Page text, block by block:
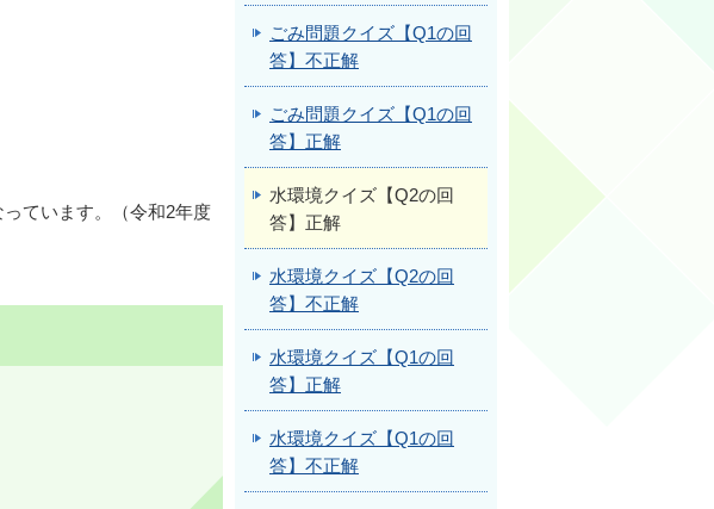
っています。（令和2年度
ごみ問題クイズ【Q1の回
答】不正解
ごみ問題クイズ【Q1の回
答】正解
水環境クイズ【Q2の回
答】正解
水環境クイズ【Q2の回
答】不正解
水環境クイズ【Q1の回
答】正解
水環境クイズ【Q1の回
答】不正解